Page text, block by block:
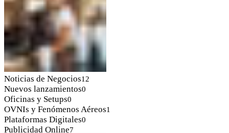
Noticias de Negocios12
Nuevos lanzamientos0
Oficinas y Setups0
OVNIs y Fenómenos Aéreos1
Plataformas Digitales0
Publicidad Online7